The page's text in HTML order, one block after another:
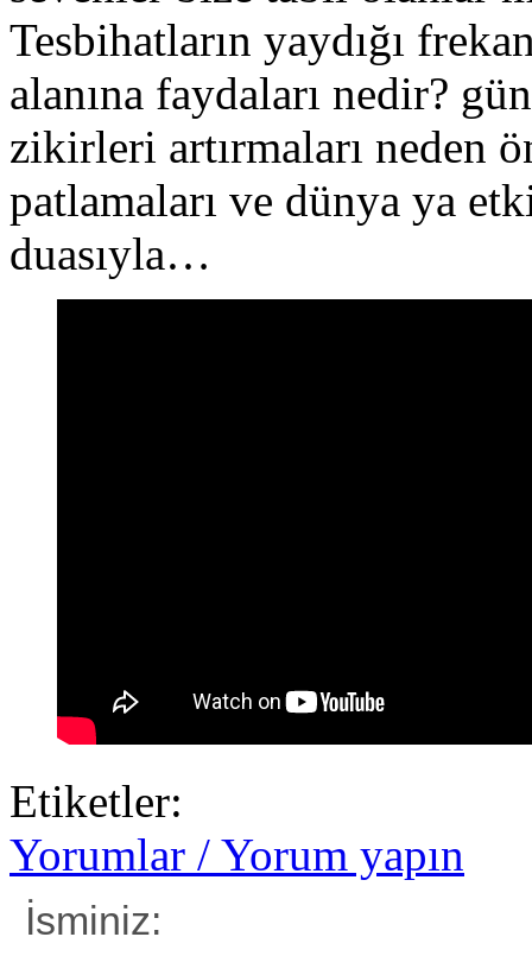
Tesbihatların yaydığı
alanına faydaları nedir?
zikirleri artırmaları neden
patlamaları ve dünya ya
duasıyla…
Etiketler:
Yorumlar / Yorum yapın
İsminiz: